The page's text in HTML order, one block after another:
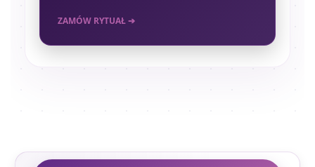
ZAMÓW RYTUAŁ ➔